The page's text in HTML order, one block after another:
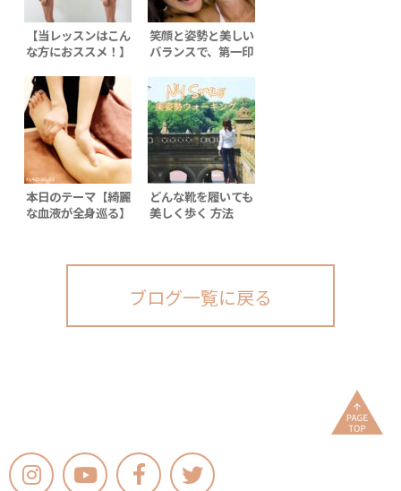
【当レッスンはこん
な方におススメ！】
笑顔と姿勢と美しい
バランスで、第一印
本日のテーマ【綺麗
な血液が全身巡る】
どんな靴を履いても
美しく歩く 方法
ブログ一覧に戻る